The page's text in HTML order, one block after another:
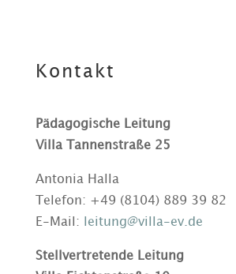
Kontakt
Pädagogische Leitung
Villa Tannenstraße 25
Antonia Halla
Telefon: +49 (8104) 889 39 82
E-Mail:
leitung@villa-ev.de
Stellvertretende Leitung